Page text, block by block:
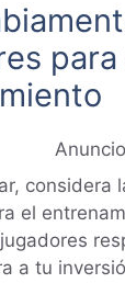
para
considera
el
a tu